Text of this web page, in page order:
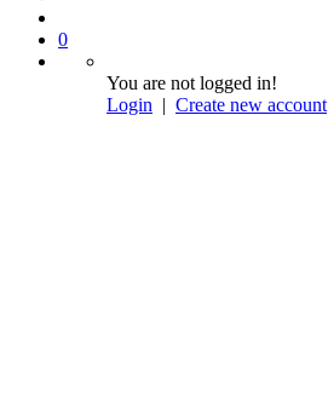
0
You are not logged in!
Login | Create new account